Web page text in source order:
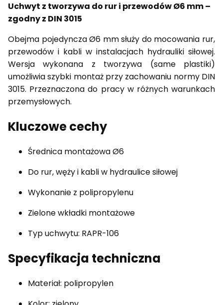
Uchwyt z tworzywa do rur i przewodów Ø6 mm –
zgodny z DIN 3015
Obejma pojedyncza Ø6 mm służy do mocowania rur,
przewodów i kabli w instalacjach hydrauliki siłowej.
Wersja wykonana z tworzywa (same plastiki)
umożliwia szybki montaż przy zachowaniu normy DIN
3015. Przeznaczona do pracy w różnych warunkach
przemysłowych.
Kluczowe cechy
Średnica montażowa Ø6
Do rur, węży i kabli w hydraulice siłowej
Wykonanie z polipropylenu
Zielone wkładki montażowe
Typ uchwytu: RAPR-106
Specyfikacja techniczna
Materiał: polipropylen